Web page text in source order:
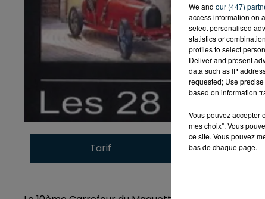
Tarif Payant
We and our (447)
access information on
select personalised
statistics or
profiles to select
Deliver and present
data such as IP
requested; Use
based on information
Vous pouvez accepter
mes choix". Vous
ce site. Vous pouvez
bas de chaque page.